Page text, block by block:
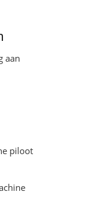
aan
piloot